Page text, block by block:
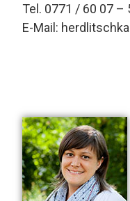
Tel. 0771 / 60 07 –
E-Mail: